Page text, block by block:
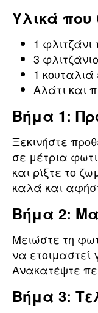
Υλικά που
1
3
1
Αλάτι και
Βήμα 1:
Ξεκινήστε
σε μέτρια
και ρίξτε το
καλά και
Βήμα 2:
Μειώστε τη
να ετοιμαστεί
Ανακατέψτε
Βήμα 3: